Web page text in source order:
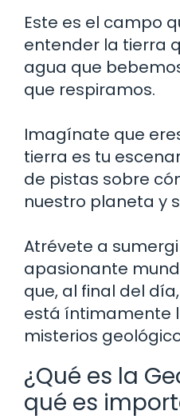
Este es el campo
entender la tierra
agua que
que respiramos.
Imagínate que
tierra es tu
de pistas sobre
nuestro planeta y
Atrévete a
apasionante
que, al final del
está íntimamente
misterios
¿Qué es la
qué es